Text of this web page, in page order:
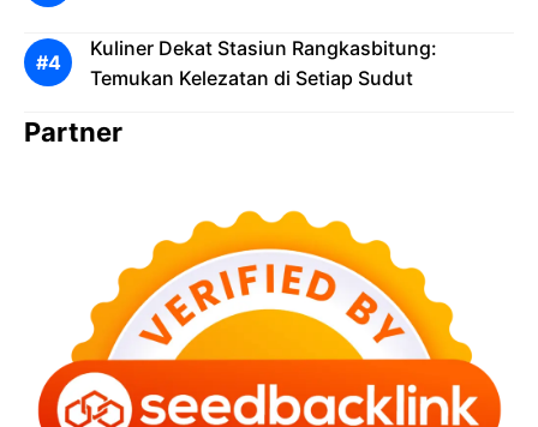
Kuliner Dekat Stasiun Rangkasbitung:
Temukan Kelezatan di Setiap Sudut
Partner